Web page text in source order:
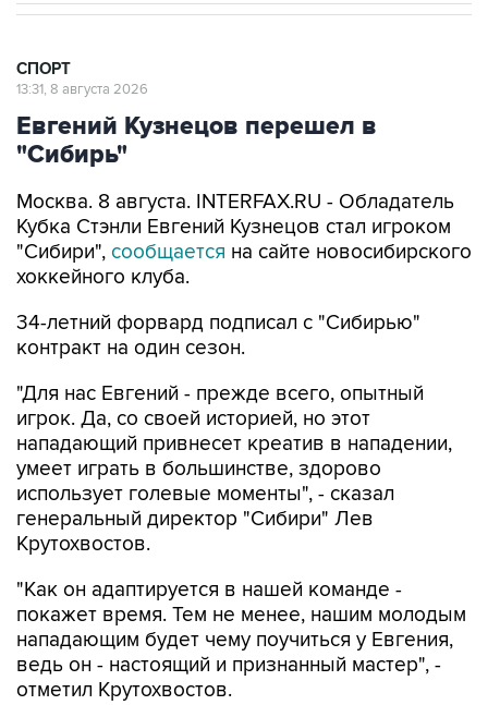
СПОРТ
13:31, 8 августа 2026
Евгений Кузнецов перешел в
"Сибирь"
Москва. 8 августа. INTERFAX.RU - Обладатель
Кубка Стэнли Евгений Кузнецов стал игроком
"Сибири", сообщается на сайте новосибирского
хоккейного клуба.
34-летний форвард подписал с "Сибирью"
контракт на один сезон.
"Для нас Евгений - прежде всего, опытный
игрок. Да, со своей историей, но этот
нападающий привнесет креатив в нападении,
умеет играть в большинстве, здорово
использует голевые моменты", - сказал
генеральный директор "Сибири" Лев
Крутохвостов.
"Как он адаптируется в нашей команде -
покажет время. Тем не менее, нашим молодым
нападающим будет чему поучиться у Евгения,
ведь он - настоящий и признанный мастер", -
отметил Крутохвостов.